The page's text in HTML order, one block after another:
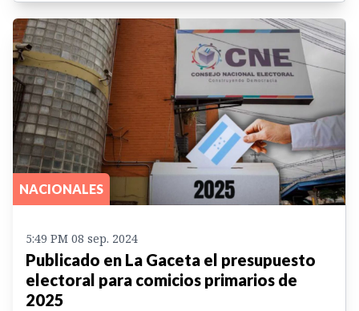
NACIONALES
5:49 PM 08 sep. 2024
Publicado en La Gaceta el presupuesto
electoral para comicios primarios de
2025